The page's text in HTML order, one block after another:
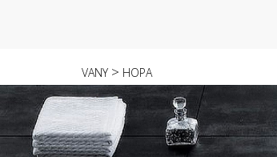
VANY > HOPA